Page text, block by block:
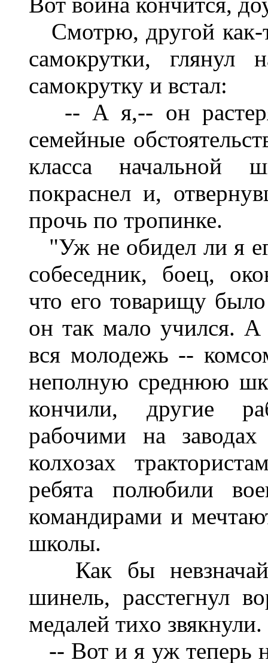
Смотрю, другой как-
самокрутки,
самокрутку и встал:
-- А я,-- он
семейные
класса начальной
покраснел и,
прочь по тропинке.
"Уж не обидел ли я
собеседник, боец,
что его товарищу
он так мало учился.
вся молодежь --
неполную среднюю
кончили, другие
рабочими на
колхозах
ребята полюбили
командирами и
школы.
Как бы невзначай,
шинель, расстегнул
медалей тихо звякнули.
-- Вот и я уж теперь